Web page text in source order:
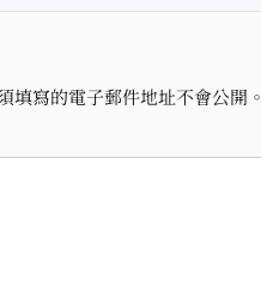
填寫的電子郵件地址不會公開。